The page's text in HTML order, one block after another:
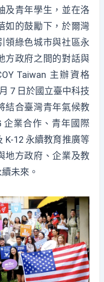
及青年學生，並在洛
如的鼓勵下， 於爾灣
領綠色城市與社區永
方政府之間的對話與
Taiwan 主辦資格
7 日於國立臺中科技
結合臺灣青年氣候教
企業合作、青年國際
K-12 永續教育推廣等
地方政府、企業及教
未來。